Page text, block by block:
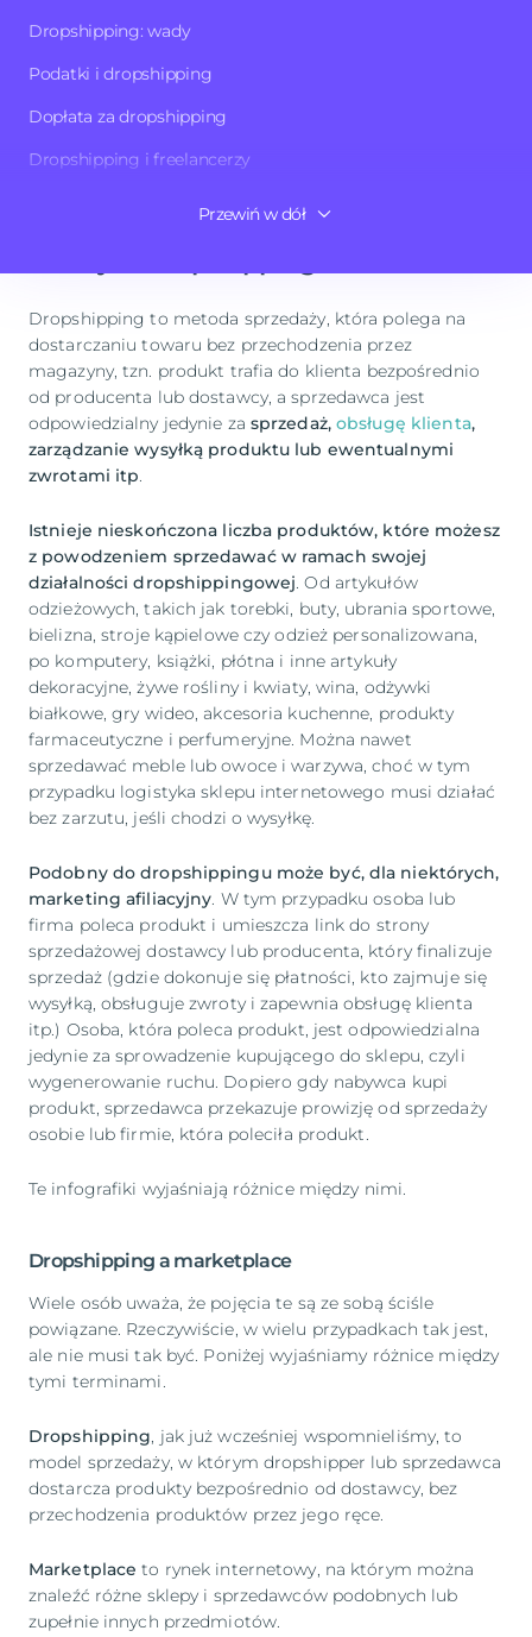
Dropshipping: wady
Podatki i dropshipping
Dopłata za dropshipping
Dropshipping i freelancerzy
Która platforma jest najlepsza do stworzenia sklepu
internetowego typu dropshipping?
Przewiń w dół
jest jedną z form sprzedaży, posiadająca niemalże
wszystkie jej kolorowe i szare strony.
Jednak, zanim podejmiesz tę decyzję o biznesową,
warto, abyś dokładnie poznał, co to jest dropshipping i
od czego zacząć przygodę z tym modelem.
Dropshipping to metoda sprzedaży, która polega na
dostarczaniu towaru bez przechodzenia przez
magazyny, tzn. produkt trafia do klienta bezpośrednio
od producenta lub dostawcy, a sprzedawca jest
odpowiedzialny jedynie za sprzedaż,obsługę klienta,
zarządzanie wysyłką produktu lub ewentualnymi
zwrotami itp.
Istnieje nieskończona liczba produktów, które możesz
z powodzeniem sprzedawać w ramach swojej
działalności dropshippingowej. Od artykułów
odzieżowych, takich jak torebki, buty, ubrania sportowe,
bielizna, stroje kąpielowe czy odzież personalizowana,
po komputery, książki, płótna i inne artykuły
dekoracyjne, żywe rośliny i kwiaty, wina, odżywki
białkowe, gry wideo, akcesoria kuchenne, produkty
farmaceutyczne i perfumeryjne. Można nawet
sprzedawać meble lub owoce i warzywa, choć w tym
przypadku logistyka sklepu internetowego musi działać
bez zarzutu, jeśli chodzi o wysyłkę.
Podobny do dropshippingu może być, dla niektórych,
marketing afiliacyjny. W tym przypadku osoba lub
firma poleca produkt i umieszcza link do strony
sprzedażowej dostawcy lub producenta, który finalizuje
sprzedaż (gdzie dokonuje się płatności, kto zajmuje się
wysyłką, obsługuje zwroty i zapewnia obsługę klienta
itp.) Osoba, która poleca produkt, jest odpowiedzialna
jedynie za sprowadzenie kupującego do sklepu, czyli
wygenerowanie ruchu. Dopiero gdy nabywca kupi
produkt, sprzedawca przekazuje prowizję od sprzedaży
osobie lub firmie, która poleciła produkt.
Te infografiki wyjaśniają różnice między nimi.
Dropshipping a marketplace
Wiele osób uważa, że pojęcia te są ze sobą ściśle
powiązane. Rzeczywiście, w wielu przypadkach tak jest,
ale nie musi tak być. Poniżej wyjaśniamy różnice między
tymi terminami.
Dropshipping, jak już wcześniej wspomnieliśmy, to
model sprzedaży, w którym dropshipper lub sprzedawca
dostarcza produkty bezpośrednio od dostawcy, bez
przechodzenia produktów przez jego ręce.
Marketplace to rynek internetowy, na którym można
znaleźć różne sklepy i sprzedawców podobnych lub
zupełnie innych przedmiotów.